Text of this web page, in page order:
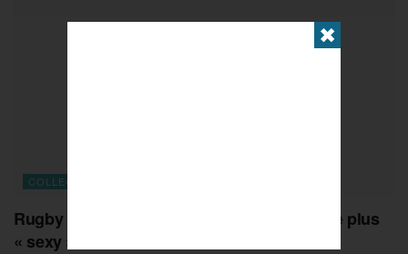
COLLECTIFS
Rugby : face à l’Australie, le XV de France le plus
« sexy » de l’été
✖